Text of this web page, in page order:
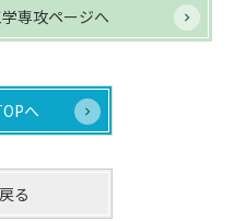
専攻ページへ
へ
る